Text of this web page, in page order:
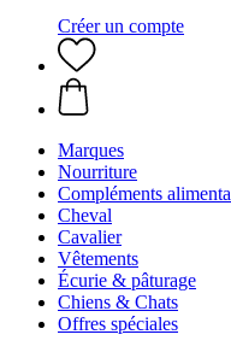
Créer un compte
Marques
Nourriture
Compléments
Cheval
Cavalier
Vêtements
Écurie & pâturage
Chiens & Chats
Offres spéciales